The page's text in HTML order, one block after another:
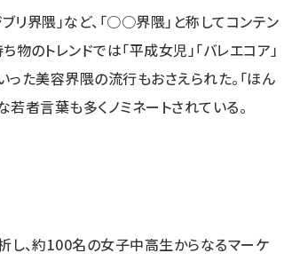
ブリ界隈」など、「○○界隈」と称してコンテン
のトレンドでは「平成女児」「バレエコア」
いった美容界隈の流行もおさえられた。「ほん
若者言葉も多くノミネートされている。
、約100名の女子中高生からなるマーケ